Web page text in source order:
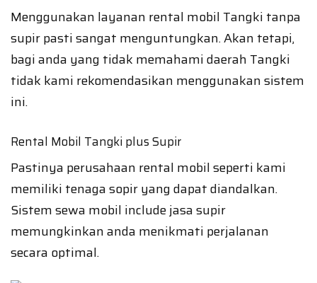
Menggunakan layanan rental mobil Tangki tanpa
supir pasti sangat menguntungkan. Akan tetapi,
bagi anda yang tidak memahami daerah Tangki
tidak kami rekomendasikan menggunakan sistem
ini.
Rental Mobil Tangki plus Supir
Pastinya perusahaan rental mobil seperti kami
memiliki tenaga sopir yang dapat diandalkan.
Sistem sewa mobil include jasa supir
memungkinkan anda menikmati perjalanan
secara optimal.